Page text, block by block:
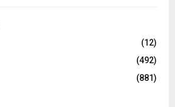
(12)
(492)
(881)